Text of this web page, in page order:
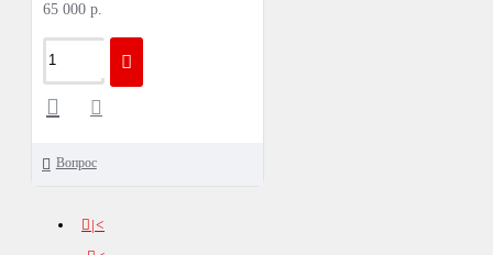
65 000 р.
Вопрос
|<